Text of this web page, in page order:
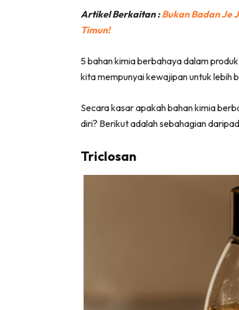
Artikel Berkaitan :Bukan Badan Je
Timun!
5 bahan kimia berbahaya dalam
kita mempunyai kewajipan untuk lebih
Secara kasar apakah bahan kimia
diri? Berikut adalah sebahagian
Triclosan